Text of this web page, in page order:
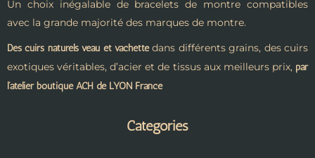
Un choix inégalable de bracelets de montre compatibles
avec la grande majorité des marques de montre.
Des cuirs naturels veau et vachettedans différents grains, des cuirs
exotiques véritables, d’acier et de tissus aux meilleurs prix, par
l’atelier boutique ACH de LYON France
Catégories